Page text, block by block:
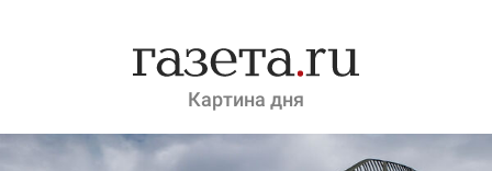
Картина дня